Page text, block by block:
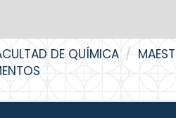
DE QUÍMICA